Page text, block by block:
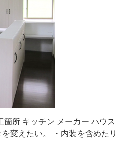
キッチン メーカー ハウ
変えたい。 ・内装を含めた